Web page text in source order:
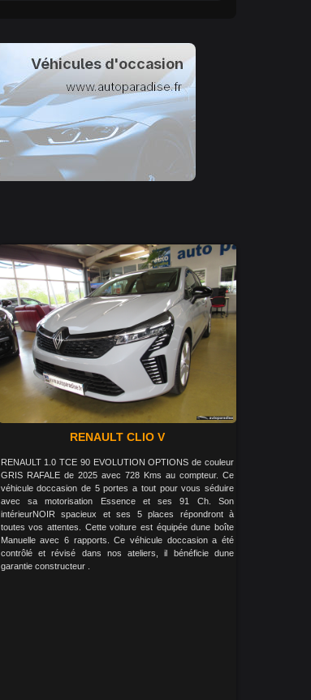
RENAULT CLIO V
RENAULT 1.0 TCE 90 EVOLUTION OPTIONS de couleur
GRIS RAFALE de 2025 avec 728 Kms au compteur. Ce
véhicule doccasion de 5 portes a tout pour vous séduire
avec sa motorisation Essence et ses 91 Ch. Son
intérieurNOIR spacieux et ses 5 places répondront à
toutes vos attentes. Cette voiture est équipée dune boîte
Manuelle avec 6 rapports. Ce véhicule doccasion a été
contrôlé et révisé dans nos ateliers, il bénéficie dune
garantie constructeur .